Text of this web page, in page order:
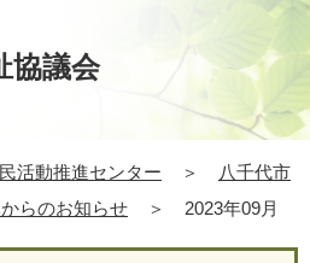
協議会
活動推進センター ＞
八千代市
らのお知らせ ＞ 2023年09月